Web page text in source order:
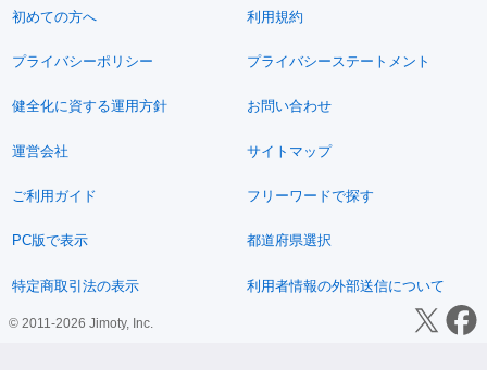
初めての方へ 利用規約
プライバシーポリシー プライバシーステートメント
健全化に資する運用方針 お問い合わせ
運営会社 サイトマップ
ご利用ガイド フリーワードで探す
PC版で表示 都道府県選択
特定商取引法の表示 利用者情報の外部送信について
© 2011-2026 Jimoty, Inc.